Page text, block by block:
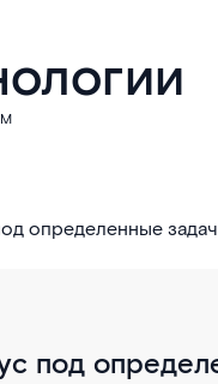
определенные
под